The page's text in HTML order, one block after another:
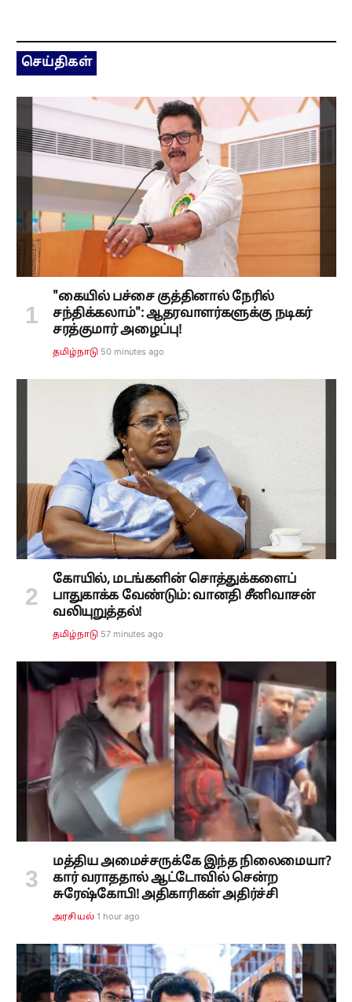
செய்திகள்
"கையில் பச்சை குத்தினால் நேரில்
சந்திக்கலாம்": ஆதரவாளர்களுக்கு நடிகர்
சரத்குமார் அழைப்பு!
தமிழ்நாடு 50 minutes ago
கோயில், மடங்களின் சொத்துக்களைப்
பாதுகாக்க வேண்டும்: வானதி சீனிவாசன்
வலியுறுத்தல்!
தமிழ்நாடு 57 minutes ago
மத்திய அமைச்சருக்கே இந்த நிலைமையா?
கார் வராததால் ஆட்டோவில் சென்ற
சுரேஷ்கோபி! அதிகாரிகள் அதிர்ச்சி
அரசியல் 1 hour ago